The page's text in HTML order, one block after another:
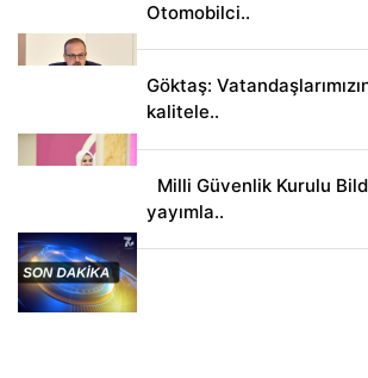
Otomobilci..
Göktaş:
kalitele..
Milli Güvenlik Kurulu
yayımla..